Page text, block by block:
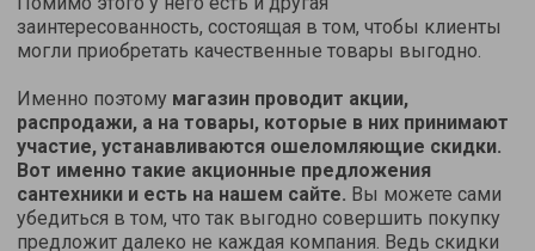
заинтересованность, состоящая в том, чтобы клиенты
могли приобретать качественные товары выгодно.
Именно поэтому магазин проводит акции,
распродажи, а на товары, которые в них принимают
участие, устанавливаются ошеломляющие скидки.
Вот именно такие акционные предложения
сантехники и есть на нашем сайте. Вы можете сами
убедиться в том, что так выгодно совершить покупку
предложит далеко не каждая компания. Ведь скидки